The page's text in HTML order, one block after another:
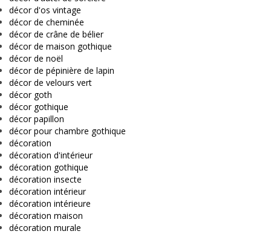
décor d'os vintage
décor de cheminée
décor de crâne de bélier
décor de maison gothique
décor de noël
décor de pépinière de lapin
décor de velours vert
décor goth
décor gothique
décor papillon
décor pour chambre gothique
décoration
décoration d'intérieur
décoration gothique
décoration insecte
décoration intérieur
décoration intérieure
décoration maison
décoration murale